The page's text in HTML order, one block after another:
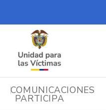
COMUNICACIONES
PARTICIPA